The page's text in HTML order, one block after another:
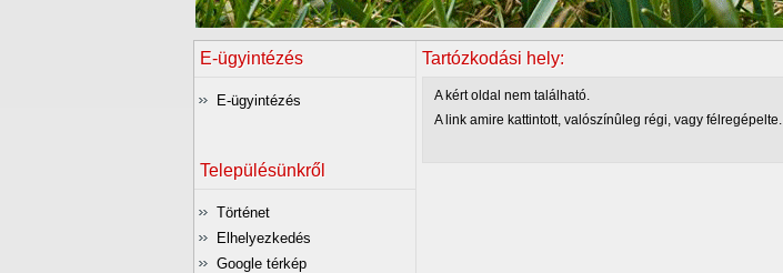
E-ügyintézés
E-ügyintézés
Településünkről
Történet
Elhelyezkedés
Google térkép
Tartózkodási hely:
A kért oldal nem található.
A link amire kattintott, valószínûleg régi, vagy félregépelte.